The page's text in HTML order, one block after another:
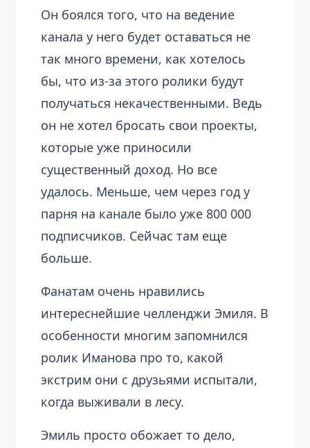
Он боялся того, что на ведение
канала у него будет оставаться не
так много времени, как хотелось
бы, что из-за этого ролики будут
получаться некачественными. Ведь
он не хотел бросать свои проекты,
которые уже приносили
существенный доход. Но все
удалось. Меньше, чем через год у
парня на канале было уже 800 000
подписчиков. Сейчас там еще
больше.
Фанатам очень нравились
интереснейшие челленджи Эмиля. В
особенности многим запомнился
ролик Иманова про то, какой
экстрим они с друзьями испытали,
когда выживали в лесу.
Эмиль просто обожает то дело,